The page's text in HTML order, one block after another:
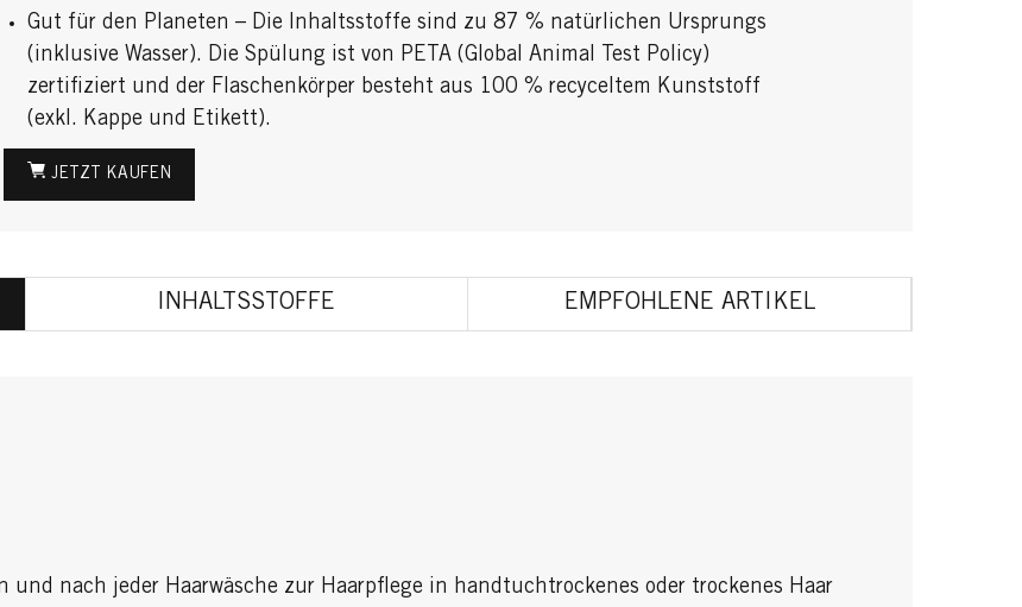
Gut für den Planeten – Die Inhaltsstoffe sind zu 87 % natürlichen Ursprungs
(inklusive Wasser). Die Spülung ist von PETA (Global Animal Test Policy)
zertifiziert und der Flaschenkörper besteht aus 100 % recyceltem Kunststoff
(exkl. Kappe und Etikett).
JETZT KAUFEN
INHALTSSTOFFE EMPFOHLENE ARTIKEL
nach jeder Haarwäsche zur Haarpflege in handtuchtrockenes oder trockenes Haar